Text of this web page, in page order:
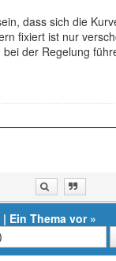
dass sich die
fixiert ist nur
der Regelung
| Ein Thema vor»